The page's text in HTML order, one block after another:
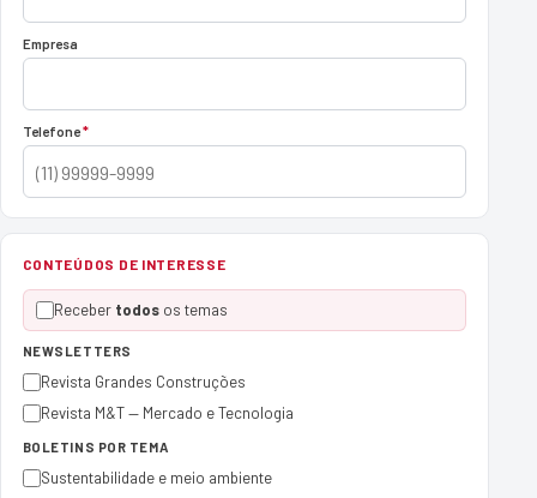
Empresa
Telefone*
CONTEÚDOS DE INTERESSE
Receber todosos temas
NEWSLETTERS
Revista Grandes Construções
Revista M&T — Mercado e Tecnologia
BOLETINS POR TEMA
Sustentabilidade e meio ambiente